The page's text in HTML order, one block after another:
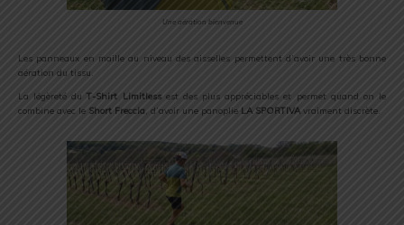
Une aération bienvenue
Les panneaux en maille au niveau des aisselles permettent d’avoir une très bonne
aération du tissu.
La légèreté duT-Shirt Limitlessest des plus appréciables et permet quand on le
combine avec le Short Freccia , d’avoir une panoplie LA SPORTIVA vraiment discrète.